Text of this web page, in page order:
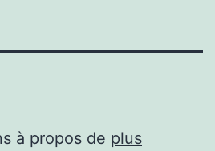
à propos de plus